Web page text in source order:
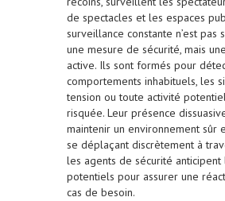
de spectacles et les espaces
surveillance constante n’est pas
une mesure de sécurité, mais
active. Ils sont formés pour
comportements inhabituels, les
tension ou toute activité
risquée. Leur présence
maintenir un environnement sûr
se déplaçant discrètement à
les agents de sécurité
potentiels pour assurer une
cas de besoin.